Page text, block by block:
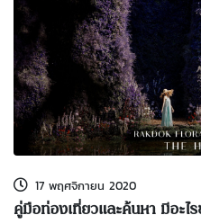
17 พฤศจิกายน 2020
คู่มือท่องเที่ยวและค้นหา มีอะไ